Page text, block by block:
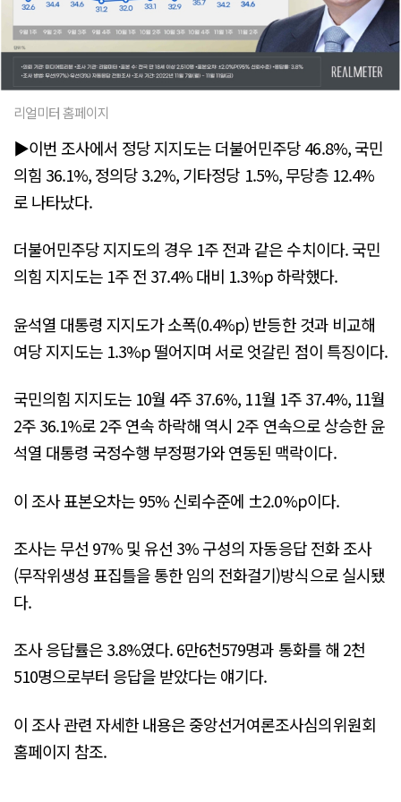
리얼미터 홈페이지
▶이번 조사에서 정당 지지도는 더불어민주당 46.8%, 국민
의힘 36.1%, 정의당 3.2%, 기타정당 1.5%, 무당층 12.4%
로 나타났다.
더불어민주당 지지도의 경우 1주 전과 같은 수치이다. 국민
의힘 지지도는 1주 전 37.4% 대비 1.3%p 하락했다.
윤석열 대통령 지지도가 소폭(0.4%p) 반등한 것과 비교해
여당 지지도는 1.3%p 떨어지며 서로 엇갈린 점이 특징이다.
국민의힘 지지도는 10월 4주 37.6%, 11월 1주 37.4%, 11월
2주 36.1%로 2주 연속 하락해 역시 2주 연속으로 상승한 윤
석열 대통령 국정수행 부정평가와 연동된 맥락이다.
이 조사 표본오차는 95% 신뢰수준에 ±2.0%p이다.
조사는 무선 97% 및 유선 3% 구성의 자동응답 전화 조사
(무작위생성 표집틀을 통한 임의 전화걸기)방식으로 실시됐
다.
조사 응답률은 3.8%였다. 6만6천579명과 통화를 해 2천
510명으로부터 응답을 받았다는 얘기다.
이 조사 관련 자세한 내용은 중앙선거여론조사심의위원회
홈페이지 참조.